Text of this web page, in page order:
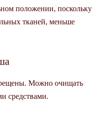
положении, поскольку
тканей, меньше
Можно очищать
средствами.